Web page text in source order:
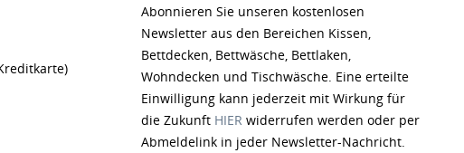
Abonnieren Sie unseren kostenlosen
Newsletter aus den Bereichen Kissen,
Bettdecken, Bettwäsche, Bettlaken,
Wohndecken und Tischwäsche. Eine erteilte
Einwilligung kann jederzeit mit Wirkung für
die Zukunft HIER widerrufen werden oder per
Abmeldelink in jeder Newsletter-Nachricht.